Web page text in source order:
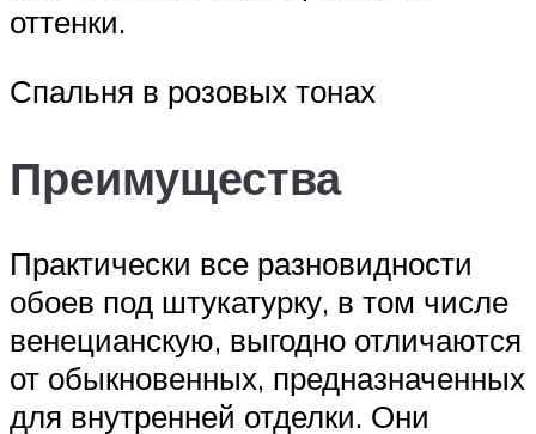
оттенки.
Спальня в розовых тонах
Преимущества
Практически все разновидности
обоев под штукатурку, в том числе
венецианскую, выгодно отличаются
от обыкновенных, предназначенных
для внутренней отделки. Они